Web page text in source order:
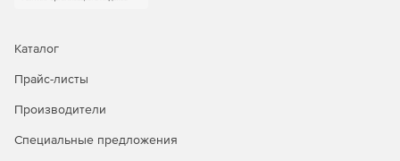
Каталог
Прайс-листы
Производители
Специальные предложения